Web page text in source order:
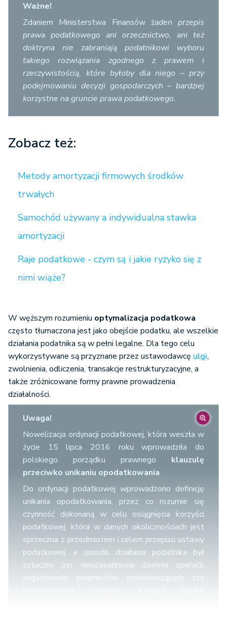
Ważne!
Zdaniem Ministerstwa Finansów żaden przepis
prawa podatkowego ani orzecznictwo, ani też
doktryna nie zabraniają podatnikowi wyboru
takiego rozwiązania zgodnego z prawem i
rzeczywistością, które byłoby dla niego – przy
podejmowaniu decyzji gospodarczych – bardziej
korzystne na gruncie prawa podatkowego.
Zobacz też:
Metody amortyzacji firmowych środków
trwałych
Samochód używany a indywidualna stawka
amortyzacji
Raje podatkowe - czym są i jakie ryzyko się z
nimi wiąże?
W węższym rozumieniu optymalizacja podatkowa
często tłumaczona jest jako obejście podatku, ale wszelkie
działania podatnika są w pełni legalne. Dla tego celu
wykorzystywane są przyznane przez ustawodawcę ulgi,
zwolnienia, odliczenia, transakcje restrukturyzacyjne, a
także zróżnicowane formy prawne prowadzenia
działalności.
Uwaga!
Nowelizacja ordynacji podatkowej, która weszła w
życie 15 lipca 2016 roku wprowadziła do
polskiego porządku prawnego klauzulę
przeciwko unikaniu opodatkowania.
Do ordynacji podatkowej wprowadzono definicję
unikania opodatkowania, przez co rozumie się
czynność dokonaną w celu osiągnięcia korzyści
podatkowej, która w danych okolicznościach jest
sprzeczna z przedmiotem i celem przepisu ustawy
podatkowej, a sposób działania podatnika był
sztuczny (np. nieuzasadnione dzielnie operacji,
angażowanie podmiotów pośredniczących czy